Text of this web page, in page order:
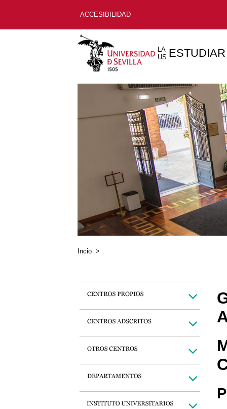
ACCESIBILIDAD
LA
US ESTUDIAR
Incio >